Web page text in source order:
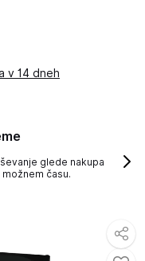
v 14 dneh
glede nakupa
času.